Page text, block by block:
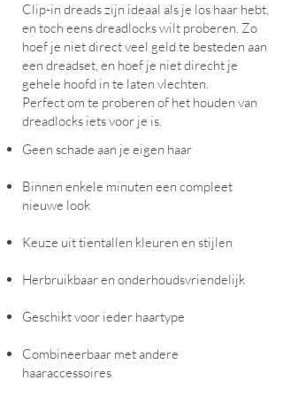
Clip-in dreads zijn ideaal als je los haar hebt,
en toch eens dreadlocks wilt proberen. Zo
hoef je niet direct veel geld te besteden aan
een dreadset, en hoef je niet direcht je
gehele hoofd in te laten vlechten.
Perfect om te proberen of het houden van
dreadlocks iets voor je is.
Geen schade aan je eigen haar
Binnen enkele minuten een compleet
nieuwe look
Keuze uit tientallen kleuren en stijlen
Herbruikbaar en onderhoudsvriendelijk
Geschikt voor ieder haartype
Combineerbaar met andere
haaraccessoires